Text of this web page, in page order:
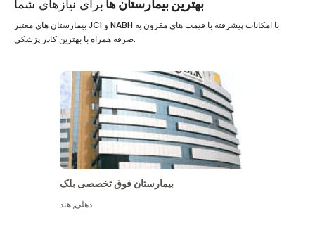
بهترین بیمارستان ها برای نیازهای شما
بیمارستان های معتبر JCI و NABH با امکانات پیشرفته با قیمت های مقرون به
صرفه همراه با بهترین کادر پزشکی.
بیمارستان فوق تخصصی بلک
دهلی,هند